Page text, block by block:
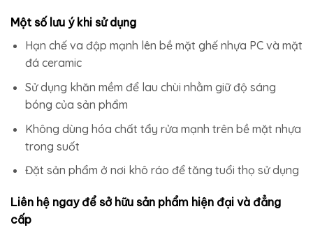
Một số lưu ý khi sử dụng
Hạn chế va đập mạnh lên bề mặt ghế nhựa PC và mặt
đá ceramic
Sử dụng khăn mềm để lau chùi nhằm giữ độ sáng
bóng của sản phẩm
Không dùng hóa chất tẩy rửa mạnh trên bề mặt nhựa
trong suốt
Đặt sản phẩm ở nơi khô ráo để tăng tuổi thọ sử dụng
Liên hệ ngay để sở hữu sản phẩm hiện đại và đẳng
cấp